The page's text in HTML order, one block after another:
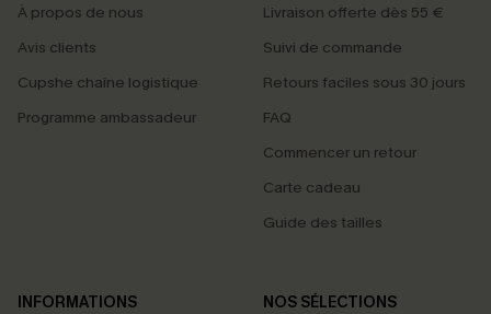
À propos de nous
Avis clients
Cupshe chaîne logistique
Programme ambassadeur
Livraison offerte dès 55 €
Suivi de commande
Retours faciles sous 30 jours
FAQ
Commencer un retour
Carte cadeau
Guide des tailles
INFORMATIONS
NOS SÉLECTIONS
PROFITEZ DE -15%